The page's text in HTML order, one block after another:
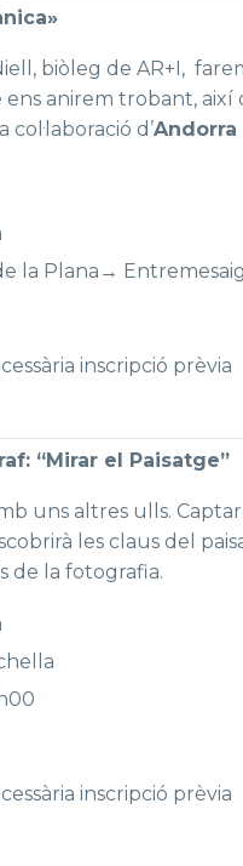
biòleg de AR+I,
anirem trobant, així
d’Andorra
la Plana→
inscripció prèvia
“Mirar el Paisatge”
uns altres ulls.
les claus del
de la fotografia.
inscripció prèvia